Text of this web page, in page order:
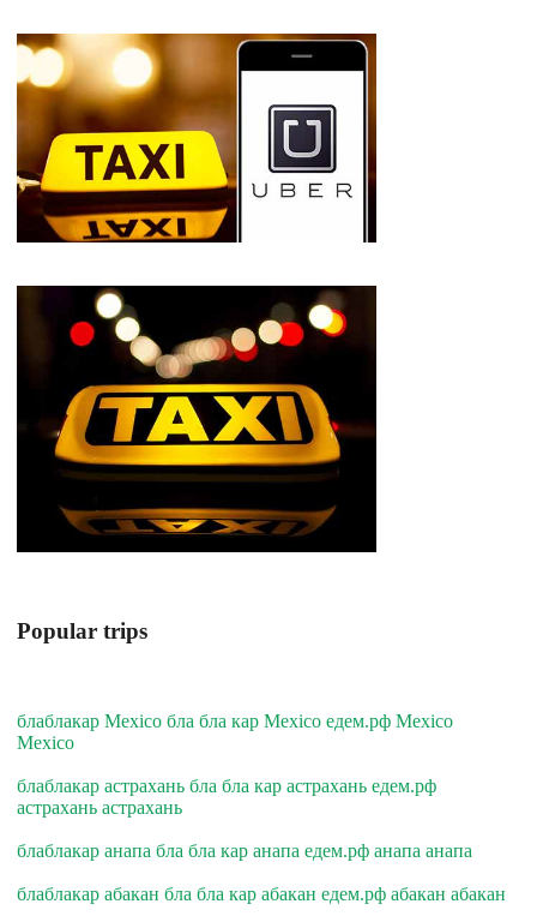
Popular trips
блаблакар Mexico бла бла кар Mexico едем.рф Mexico
Mexico
блаблакар астрахань бла бла кар астрахань едем.рф
астрахань астрахань
блаблакар анапа бла бла кар анапа едем.рф анапа анапа
блаблакар абакан бла бла кар абакан едем.рф абакан абакан